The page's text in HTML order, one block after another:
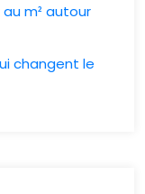
m² autour
changent le